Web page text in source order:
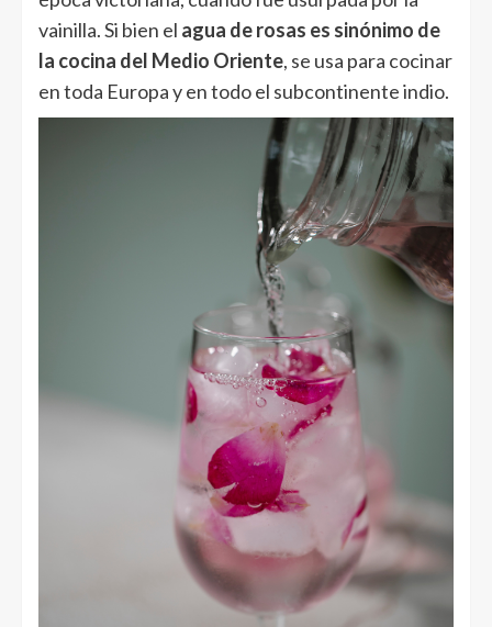
vainilla. Si bien el agua de rosas es sinónimo de
la cocina del Medio Oriente, se usa para cocinar
en toda Europa y en todo el subcontinente indio.